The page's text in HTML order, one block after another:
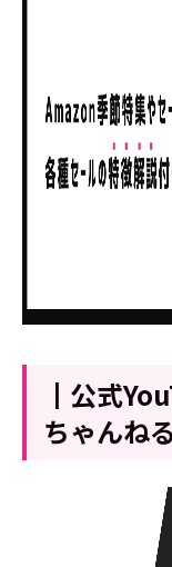
┃公式
ちゃんねる